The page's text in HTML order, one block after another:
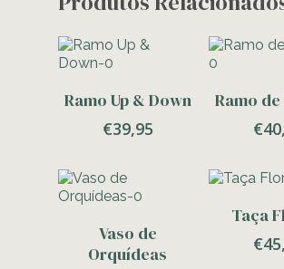
Ramo Up & Down
€39,95
Ramo
€
Vaso de
Orquídeas
Taça
€